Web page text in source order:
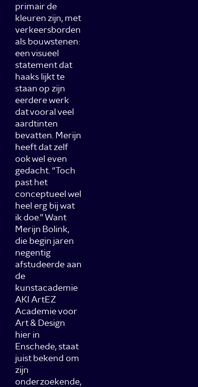
primair de
kleuren zijn, met
verkeersborden
als bouwstenen:
een visueel
statement dat
haaks lijkt te
staan op zijn
eerdere werk
dat vooral veel
aardtinten
bevatten. Merijn
heeft dat zelf
ook wel even
gedacht. “Toch
past het
conceptueel wel
heel erg bij wat
ik doe.” Want
Merijn Bolink,
die begin jaren
negentig
afstudeerde aan
de
kunstacademie
AKI ArtEZ
Academie voor
Art & Design
hier in
Enschede, staat
juist bekend om
zijn
onderzoekende,